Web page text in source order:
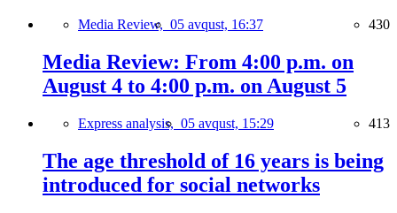
Media Review, 05 avqust, 16:37 430
Media Review: From 4:00 p.m. on
August 4 to 4:00 p.m. on August 5
Express analysis, 05 avqust, 15:29 413
The age threshold of 16 years is being
introduced for social networks